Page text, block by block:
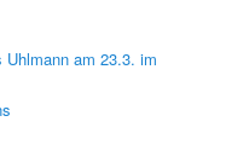
am 23.3. im